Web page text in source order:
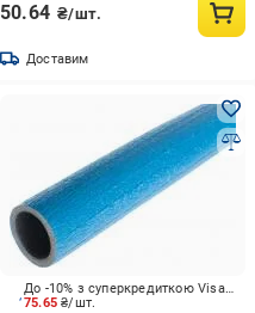
50.64 ₴/шт.
Доставим
75.65₴/шт.
До -10% з суперкредиткою Visa Вигода